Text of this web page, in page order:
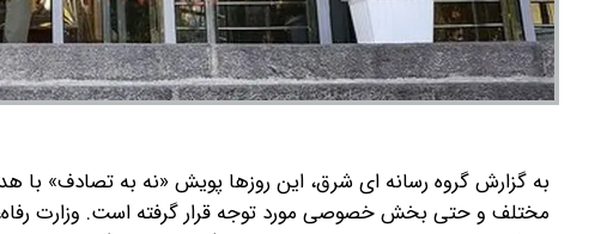
به گزارش گروه رسانه ای شرق، این روزها پویش «نه به تصادف»
مختلف و حتی بخش خصوصی مورد توجه قرار گرفته است. وزارت